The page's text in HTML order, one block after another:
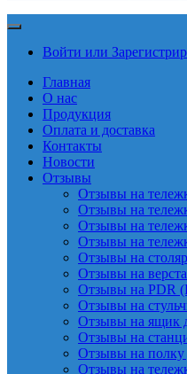
Войти или
Главная
О нас
Продукция
Оплата и доставка
Контакты
Новости
Отзывы
Отзывы на
Отзывы на
Отзывы на
Отзывы на
Отзывы на
Отзывы на
Отзывы на PDR
Отзывы на
Отзывы на ящик
Отзывы на
Отзывы на полку
Отзывы на